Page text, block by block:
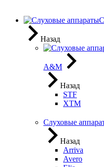
Назад
A&M
Назад
STF
XTM
Слуховые
Назад
Arriva
Avero